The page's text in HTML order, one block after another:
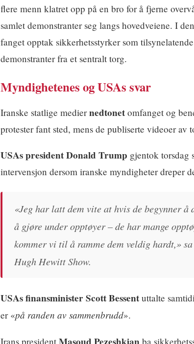
flere menn klatret opp på en bro for å fjerne
samlet demonstranter seg langs hovedveiene. I
fanget opptak sikkerhetsstyrker som
demonstranter fra et sentralt torg.
Myndighetenes og USAs svar
Iranske statlige mediernedtonet omfanget og
protester fant sted, mens de publiserte videoer av
USAs president Donald Trump gjentok torsdag
intervensjon dersom iranske myndigheter dreper
«Jeg har latt dem vite at hvis de begynner å
å gjøre under opptøyer – de har mange
kommer vi til å ramme dem veldig hardt,»
Hugh Hewitt Show.
USAs finansminister Scott Bessent uttalte
er «på randen av sammenbrudd».
Irans president ba